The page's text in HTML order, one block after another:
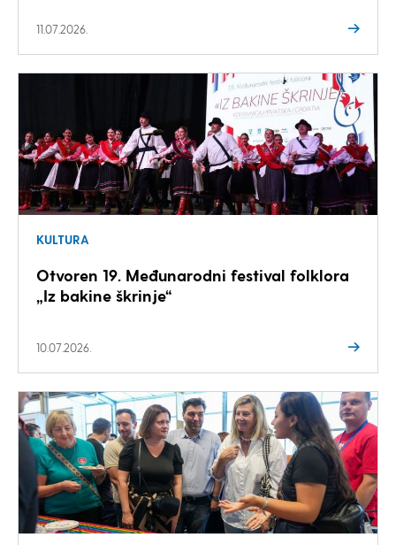
11.07.2026.
KULTURA
Otvoren 19. Međunarodni festival folklora
„Iz bakine škrinje“
10.07.2026.